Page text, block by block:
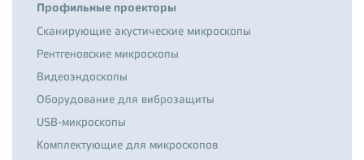
Профильные проекторы
Сканирующие акустические микроскопы
Рентгеновские микроскопы
Видеоэндоскопы
Оборудование для виброзащиты
USB-микроскопы
Комплектующие для микроскопов